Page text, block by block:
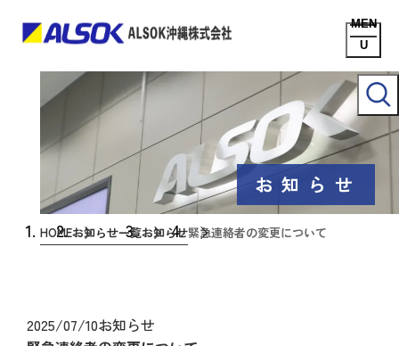
お知らせ
HOMEお知らせ一覧お知らせ緊急連絡者の変更について
2025/07/10お知らせ